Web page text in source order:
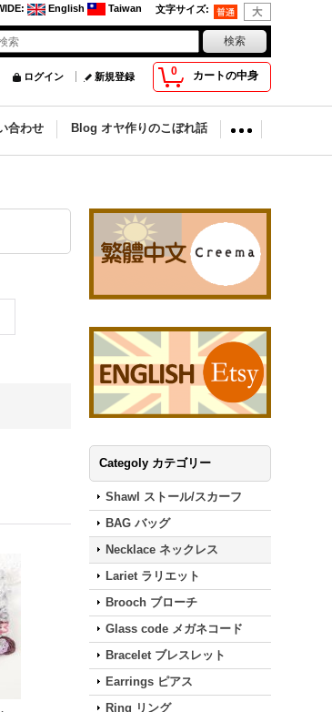
文字サイズ:
: English Taiwan
0 カートの中身
ログイン 新規登録
合わせ Blog オヤ作りのこぼれ話
Categoly カテゴリー
Shawl ストール/スカーフ
BAG バッグ
Necklace ネックレス
Lariet ラリエット
Brooch ブローチ
Glass code メガネコード
Bracelet ブレスレット
Earrings ピアス
Ring リング